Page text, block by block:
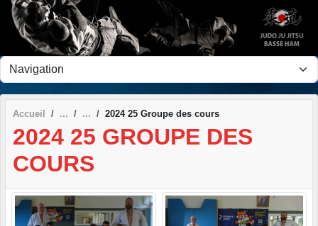
Accueil 2024 25 Groupe des cours
2024 25 GROUPE DES
COURS
Panneau de gestion des cookies